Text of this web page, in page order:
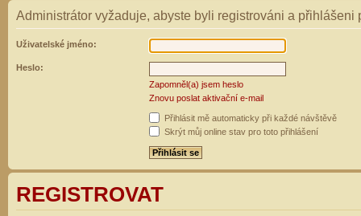
Administrátor vyžaduje, abyste byli registrováni a přihlášeni
Uživatelské jméno:
Heslo:
Zapomněl(a) jsem heslo
Znovu poslat aktivační e-mail
Přihlásit mě automaticky při každé návštěvě
Skrýt můj online stav pro toto přihlášení
REGISTROVAT